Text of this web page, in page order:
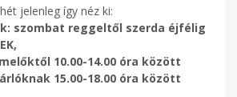
jelenleg így néz ki:
szombat reggeltől szerda éjfélig
10.00-14.00 óra között
15.00-18.00 óra között